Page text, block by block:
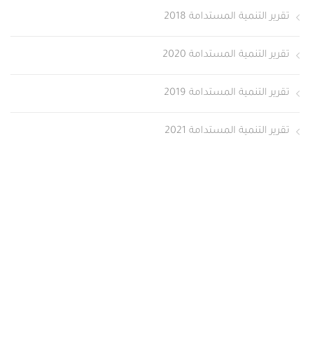
تقرير التنمية المستدامة 2018
تقرير التنمية المستدامة 2020
تقرير التنمية المستدامة 2019
تقرير التنمية المستدامة 2021